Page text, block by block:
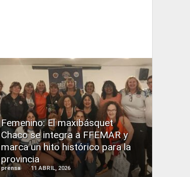
Femenino: El maxibásquet
Chaco se integra a FFEMAR y
marca un hito histórico para la
provincia
prensa 11 ABRIL, 2026
READ
MORE